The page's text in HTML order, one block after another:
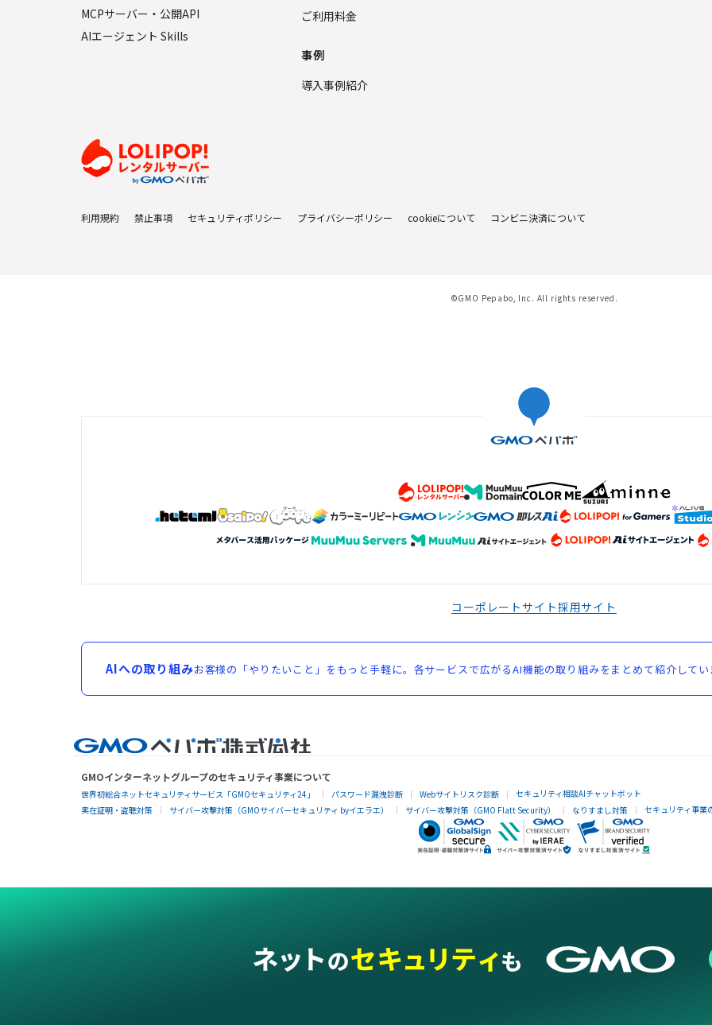
MCPサーバー・公開API
AIエージェント Skills
ご利用料金
事例
導入事例紹介
利用規約 禁止事項 セキュリティポリシー プライバシーポリシー cookieについて コンビニ決済について
©GMO Pepabo, Inc. All rights reserved.
コーポレートサイト採用サイト
AIへの取り組みお客様の「やりたいこと」をもっと手軽に。各サービスで広がるAI機能の取り組みをまとめて紹介して
GMOインターネットグループのセキュリティ事業について
世界初総合ネットセキュリティサービス「GMOセキュリティ24」 パスワード漏洩診断 Webサイトリスク診断
セキュリティ相談AIチャットボット
実在証明・盗聴対策
サイバー攻撃対策（GMOサイバーセキュリティ byイエラエ） サイバー攻撃対策（GMO Flatt Security） なりすまし対策 セキュリティ事業